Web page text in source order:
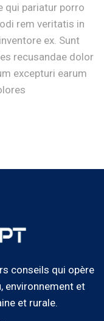
qui pariatur porro
rem veritatis in
ex. Sunt
recusandae dolor
excepturi earum
conseils qui opère
environnement et
et rurale.